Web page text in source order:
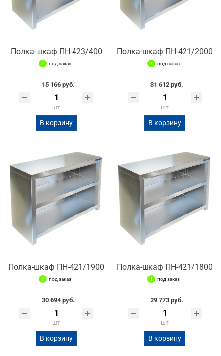
Полка-шкаф ПН-423/400
под заказ
15 166 руб.
шт
В корзину
Полка-шкаф ПН-421/2000
под заказ
31 612 руб.
шт
В корзину
Полка-шкаф ПН-421/1900
под заказ
30 694 руб.
шт
В корзину
Полка-шкаф ПН-421/1800
под заказ
29 773 руб.
шт
В корзину